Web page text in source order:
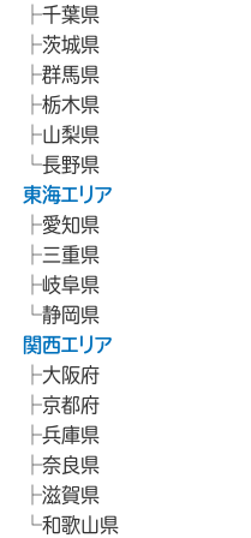
千葉県
茨城県
群馬県
栃木県
山梨県
長野県
東海エリア
愛知県
三重県
岐阜県
静岡県
関西エリア
大阪府
京都府
兵庫県
奈良県
滋賀県
和歌山県